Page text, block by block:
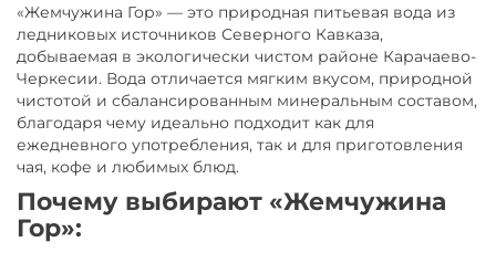
«Жемчужина Гор» — это природная питьевая вода из
ледниковых источников Северного Кавказа,
добываемая в экологически чистом районе Карачаево-
Черкесии. Вода отличается мягким вкусом, природной
чистотой и сбалансированным минеральным составом,
благодаря чему идеально подходит как для
ежедневного употребления, так и для приготовления
чая, кофе и любимых блюд.
Почему выбирают «Жемчужина
Гор»: